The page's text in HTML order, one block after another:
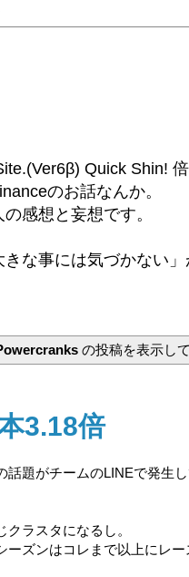
Quick Shin!
のお話なんか。
感想と妄想です。
な事には気づかない」
の投稿を表示し
3.18倍
題がチームのLINEで発生
ラスタになるし。
ーズンはコレまで以上にレ